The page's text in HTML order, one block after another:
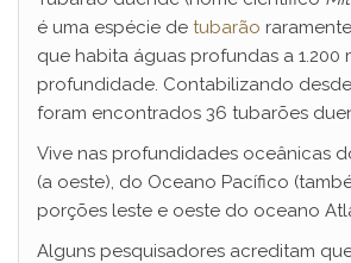
é uma espécie de tubarão
que habita águas profundas a 1.200
profundidade. Contabilizando
foram encontrados 36 tubarões
Vive nas profundidades oceânicas
(a oeste), do Oceano Pacífico
porções leste e oeste do oceano
Alguns pesquisadores acreditam